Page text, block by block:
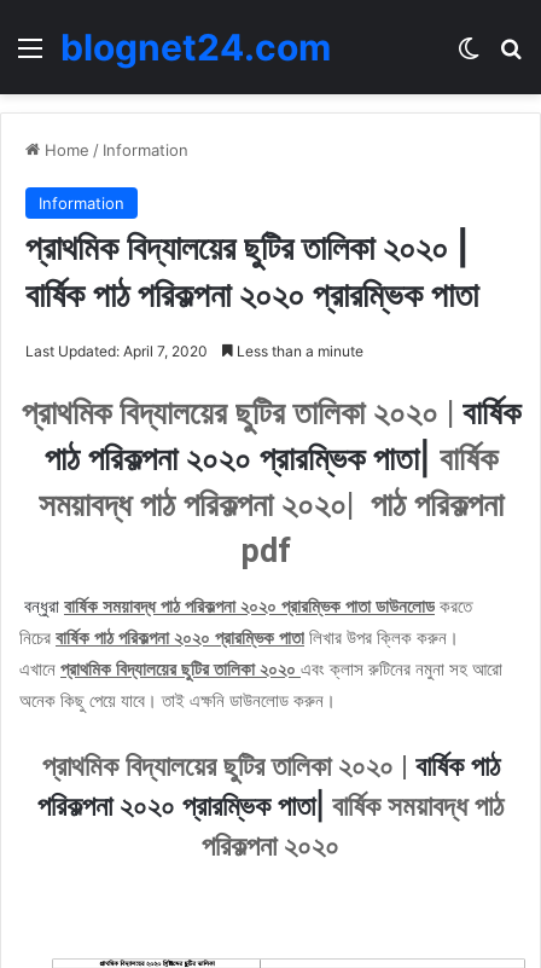
Menublognet24.com
Home / Information
Information
প্রাথমিক বিদ্যালয়ের ছুটির তালিকা ২০২০ |
বার্ষিক পাঠ পরিকল্পনা ২০২০ প্রারম্ভিক পাতা
Last Updated: April 7, 2020 Less than a minute
প্রাথমিক বিদ্যালয়ের ছুটির তালিকা ২০২০ | বার্ষিক
পাঠ পরিকল্পনা ২০২০ প্রারম্ভিক পাতা| বার্ষিক
সময়াবদ্ধ পাঠ পরিকল্পনা ২০২০| পাঠ পরিকল্পনা
pdf
বন্ধুরা বার্ষিক সময়াবদ্ধ পাঠ পরিকল্পনা ২০২০ প্রারম্ভিক পাতা ডাউনলোড করতে
নিচের বার্ষিক পাঠ পরিকল্পনা ২০২০ প্রারম্ভিক পাতা লিখার উপর ক্লিক করুন।
এখানে প্রাথমিক বিদ্যালয়ের ছুটির তালিকা ২০২০ এবং ক্লাস রুটিনের নমুনা সহ আরো
অনেক কিছু পেয়ে যাবে। তাই এক্ষনি ডাউনলোড করুন।
প্রাথমিক বিদ্যালয়ের ছুটির তালিকা ২০২০ | বার্ষিক পাঠ
পরিকল্পনা ২০২০ প্রারম্ভিক পাতা| বার্ষিক সময়াবদ্ধ পাঠ
পরিকল্পনা ২০২০